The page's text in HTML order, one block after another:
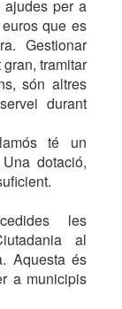
ajudes per a
que es
Gestionar
tramitar
són altres
durant
té un
dotació,
les
al
Aquesta és
a municipis